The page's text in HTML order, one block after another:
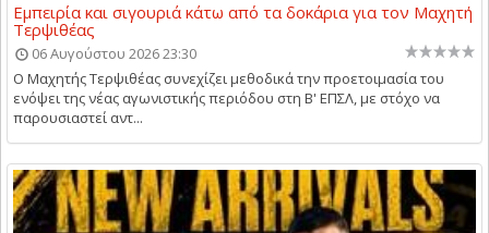
Εμπειρία και σιγουριά κάτω από τα δοκάρια για τον Μαχητή
Τερψιθέας
06 Αυγούστου 2026 23:30
Ο Μαχητής Τερψιθέας συνεχίζει μεθοδικά την προετοιμασία του
ενόψει της νέας αγωνιστικής περιόδου στη Β' ΕΠΣΛ, με στόχο να
παρουσιαστεί αντ...